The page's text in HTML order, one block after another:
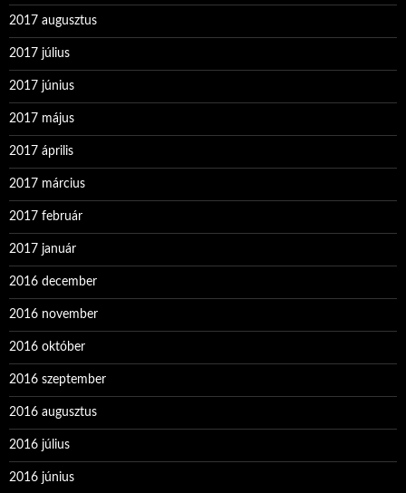
2017 augusztus
2017 július
2017 június
2017 május
2017 április
2017 március
2017 február
2017 január
2016 december
2016 november
2016 október
2016 szeptember
2016 augusztus
2016 július
2016 június